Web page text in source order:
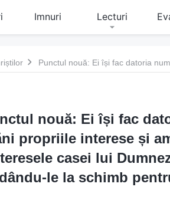
Imnuri Lecturi
nouă: Ei își fac
propriile interese și
casei lui
dându-le la schimb